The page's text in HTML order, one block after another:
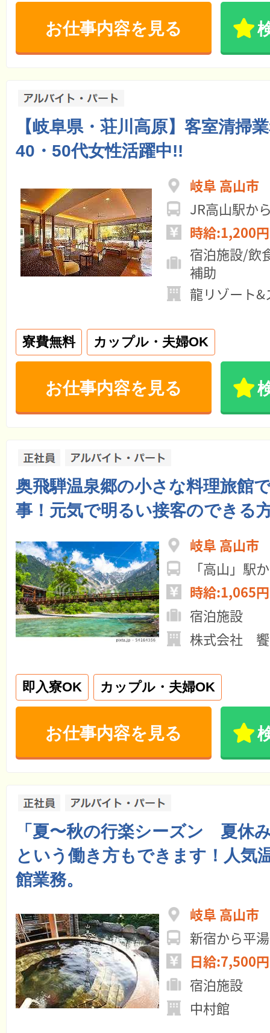
お仕事内容を見る
【岐阜県・荘川高原】客室清掃
40・50代女性活躍中!!
岐阜 高山市
JR高山駅か
時給:1,200
宿泊施設/飲
補助
龍リゾート&
寮費無料 カップル・夫婦OK
お仕事内容を見る
奥飛騨温泉郷の小さな料理旅館
事！元気で明るい接客のできる
岐阜 高山市
「高山」駅
時給:1,065
宿泊施設
株式会社
即入寮OK カップル・夫婦OK
お仕事内容を見る
「夏〜秋の行楽シーズン 夏休
という働き方もできます！人気
館業務。
岐阜 高山市
新宿から平
日給:7,500
宿泊施設
中村館